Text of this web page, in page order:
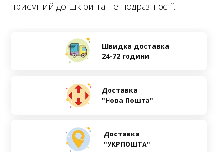
приємний до шкіри та не подразнює її.
Швидка доставка
24-72 години
Доставка
"Нова Пошта"
Доставка
"УКРПОШТА"